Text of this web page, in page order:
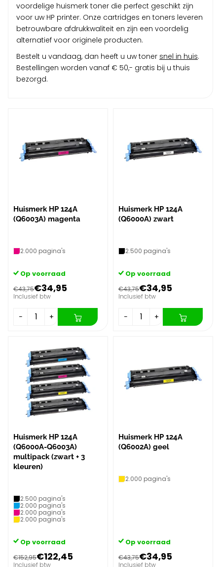
voordelige huismerk toner die perfect geschikt zijn
voor uw HP printer. Onze cartridges en toners leveren
betrouwbare afdrukkwaliteit en zijn een voordelig
alternatief voor originele producten.
Bestelt u vandaag, dan heeft u uw toner snel in huis.
Bestellingen worden vanaf € 50,- gratis bij u thuis
bezorgd.
Huismerk HP 124A
(Q6003A) magenta
2.000 pagina's
Op voorraad
€43,75€34,95
Inclusief btw
− +
Huismerk HP 124A
(Q6000A) zwart
2.500 pagina's
Op voorraad
€43,75€34,95
Inclusief btw
− +
Huismerk HP 124A
(Q6000A-Q6003A)
multipack (zwart + 3
kleuren)
2.500 pagina's
2.000 pagina's
2.000 pagina's
2.000 pagina's
Op voorraad
€152,95€122,45
Inclusief btw
Huismerk HP 124A
(Q6002A) geel
2.000 pagina's
Op voorraad
€43,75€34,95
Inclusief btw